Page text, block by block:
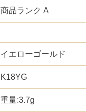
商品ランク A
イエローゴールド
K18YG
重量:3.7g